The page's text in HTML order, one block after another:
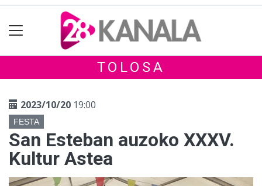
TOLOSA
2023/10/20 19:00
FESTA
San Esteban auzoko XXXV.
Kultur Astea